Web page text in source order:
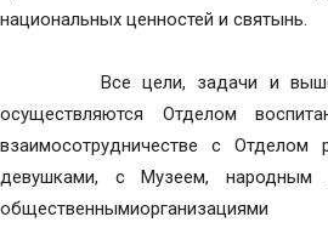
национальных ценностей и святынь.
Все цели, задачи и
осуществляются Отделом
взаимосотрудничестве с
девушками, с Музеем, народным